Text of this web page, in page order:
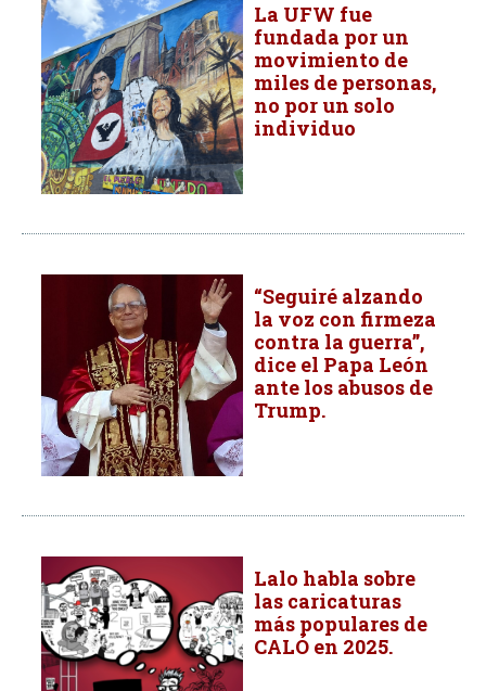
La UFW fue
fundada por un
movimiento de
miles de personas,
no por un solo
individuo
“Seguiré alzando
la voz con firmeza
contra la guerra”,
dice el Papa León
ante los abusos de
Trump.
Lalo habla sobre
las caricaturas
más populares de
CALÓ en 2025.